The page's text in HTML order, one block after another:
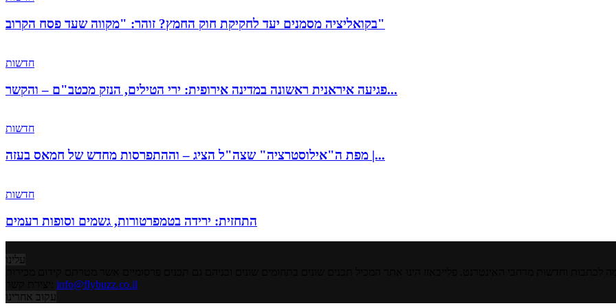
בקואליציה מסמנים יעד לחקיקת חוק החמץ? זוהר: "מקווה שעד פסח הקרוב"
חדשות
פגיעה איראנית ראשונה במדינה אירופית: ירי הטילים, הנזק מכטב"ם – והקשר...
חדשות
מפת ה"אילוסטרציה" שצה"ל הציג – וההתפרסות מחדש של חמאס בעזה |...
חדשות
התחזית: ירידה בטמפרטורות, גשמים וסופות רעמים
עלינו
info@flybuzz.co.il
עקוב אחרינו